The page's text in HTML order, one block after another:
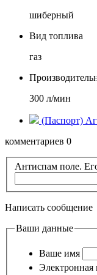
шиберный
Вид топлива
газ
300 л/мин
(Паспорт)
комментариев 0
Антиспам поле.
Написать сообщение
Ваши данные
Ваше имя
Электронная